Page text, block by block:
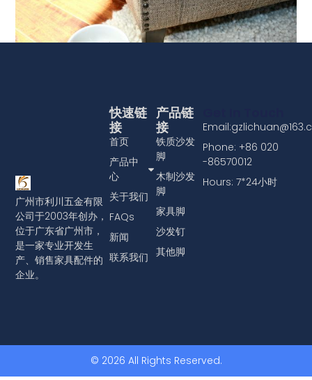
广州市利川五金有限
公司于2003年创办，
位于广东省广州市，
是一家专业开发生
产、销售家具配件的
企业。
产品链
接
铁质沙发
脚
木制沙发
脚
家具脚
沙发钉
其他脚
快速链
接
首页
产品中
心
关于我们
FAQs
新闻
联系我们
Phone: +86 020
-86570012
Hours: 7*24小时
© 2026 All Rights Reserved.